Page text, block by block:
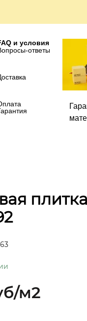
и условия
ответы
/м2